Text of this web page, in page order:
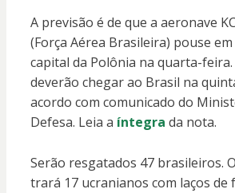
A previsão é de que a aeronave
(Força Aérea Brasileira) pouse
capital da Polônia na quarta-
deverão chegar ao Brasil na
acordo com comunicado do
Defesa. Leia a íntegra da nota.
Serão resgatados 47 brasileiros.
trará 17 ucranianos com laços de